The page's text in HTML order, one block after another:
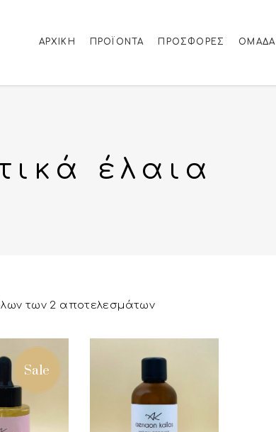
ΑΡΧΙΚΉ ΠΡΟΪΌΝΤΑ ΠΡΟΣΦΟΡΈΣ ΟΜΑΔΑ
έλαια
των 2 αποτελεσμάτων
Sale